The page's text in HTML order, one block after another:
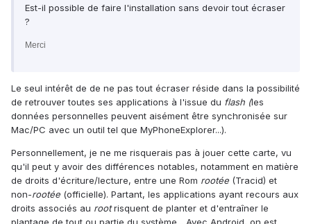
Est-il possible de faire l'installation sans devoir tout écraser
?
Merci
Le seul intérêt de de ne pas tout écraser réside dans la possibilité
de retrouver toutes ses applications à l'issue du flash (les
données personnelles peuvent aisément être synchronisée sur
Mac/PC avec un outil tel que MyPhoneExplorer...).
Personnellement, je ne me risquerais pas à jouer cette carte, vu
qu'il peut y avoir des différences notables, notamment en matière
de droits d'écriture/lecture, entre une Rom rootée (Tracid) et
non-rootée (officielle). Partant, les applications ayant recours aux
droits associés au rootrisquent de planter et d'entraîner le